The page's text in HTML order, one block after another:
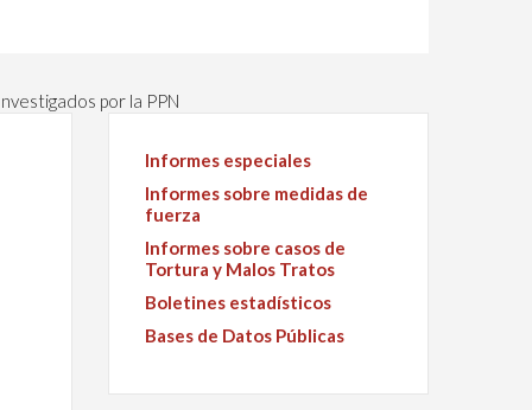
por la PPN
Informes especiales
Informes sobre medidas de
fuerza
Informes sobre casos de
Tortura y Malos Tratos
Boletines estadísticos
Bases de Datos Públicas